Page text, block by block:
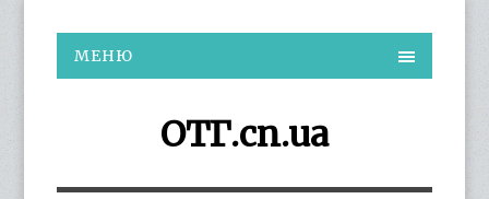
МЕНЮ
ОТГ.cn.ua